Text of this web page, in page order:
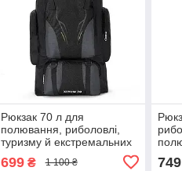
Рюкзак 70 л для
полювання, риболовлі,
туризму й екстремальних
видів відпочинку чорний
699₴ 1 100 ₴ 749